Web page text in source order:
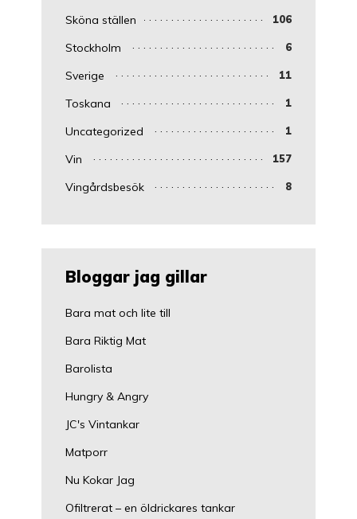
Sköna ställen 106
Stockholm 6
Sverige 11
Toskana 1
Uncategorized 1
Vin 157
Vingårdsbesök 8
Bloggar jag gillar
Bara mat och lite till
Bara Riktig Mat
Barolista
Hungry & Angry
JC's Vintankar
Matporr
Nu Kokar Jag
Ofiltrerat – en öldrickares tankar